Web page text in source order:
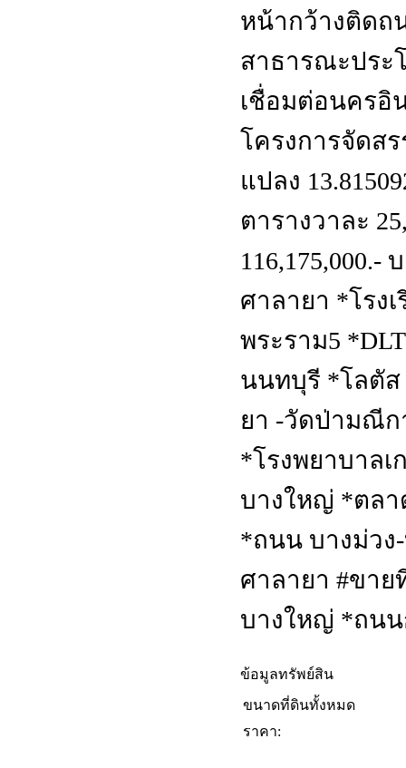
หน้ากว้างติดถ
สาธารณะประ
เชื่อมต่อนครอิ
โครงการจัดส
แปลง
ตารางวาละ
ศาลายา *โรง
พระราม5
นนทบุรี *โลตัส
ยา -วัดป่ามณีก
*โรงพยาบาล
บางใหญ่ *ตลา
*ถนน บางม่วง
ศาลายา #ขา
บางใหญ่ *ถน
ข้อมูลทรัพย์สิน
ขนาดที่ดินทั้งหมด
ราคา: